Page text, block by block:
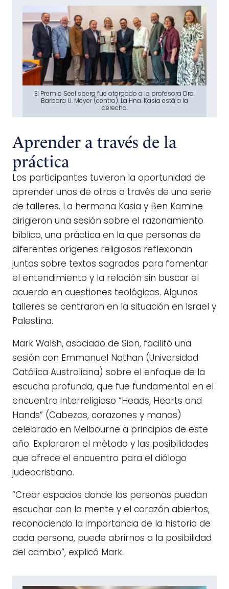
El Premio Seelisberg fue otorgado a la profesora Dra.
Barbara U. Meyer (centro). La Hna. Kasia está a la
derecha.
Aprender a través de la
práctica
Los participantes tuvieron la oportunidad de
aprender unos de otros a través de una serie
de talleres. La hermana Kasia y Ben Kamine
dirigieron una sesión sobre el razonamiento
bíblico, una práctica en la que personas de
diferentes orígenes religiosos reflexionan
juntas sobre textos sagrados para fomentar
el entendimiento y la relación sin buscar el
acuerdo en cuestiones teológicas. Algunos
talleres se centraron en la situación en Israel y
Palestina.
Mark Walsh, asociado de Sion, facilitó una
sesión con Emmanuel Nathan (Universidad
Católica Australiana) sobre el enfoque de la
escucha profunda, que fue fundamental en el
encuentro interreligioso “Heads, Hearts and
Hands” (Cabezas, corazones y manos)
celebrado en Melbourne a principios de este
año. Exploraron el método y las posibilidades
que ofrece el encuentro para el diálogo
judeocristiano.
“Crear espacios donde las personas puedan
escuchar con la mente y el corazón abiertos,
reconociendo la importancia de la historia de
cada persona, puede abrirnos a la posibilidad
del cambio”, explicó Mark.